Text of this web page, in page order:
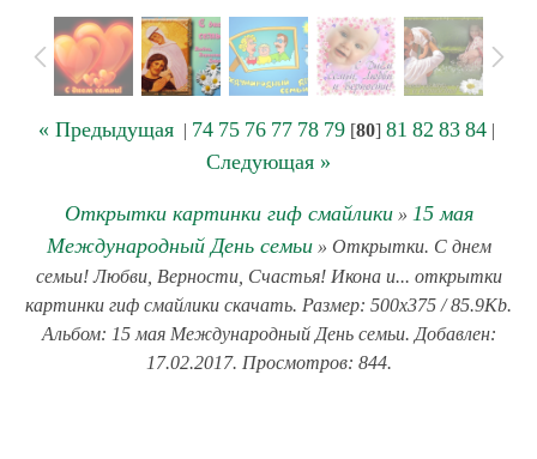
« Предыдущая| 74 75 76 77 78 79[80] 81 82 83 84|
Следующая »
Открытки картинки гиф смайлики» 15 мая
Международный День семьи» Открытки. С днем
семьи! Любви, Верности, Счастья! Икона и... открытки
картинки гиф смайлики скачать. Размер: 500x375 / 85.9Kb.
Альбом: 15 мая Международный День семьи. Добавлен:
17.02.2017. Просмотров: 844.